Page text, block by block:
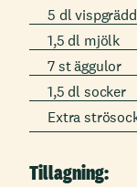
5 dl
1,5 dl mjölk
7 st äggulor
1,5 dl socker
Extra
Tillagning: